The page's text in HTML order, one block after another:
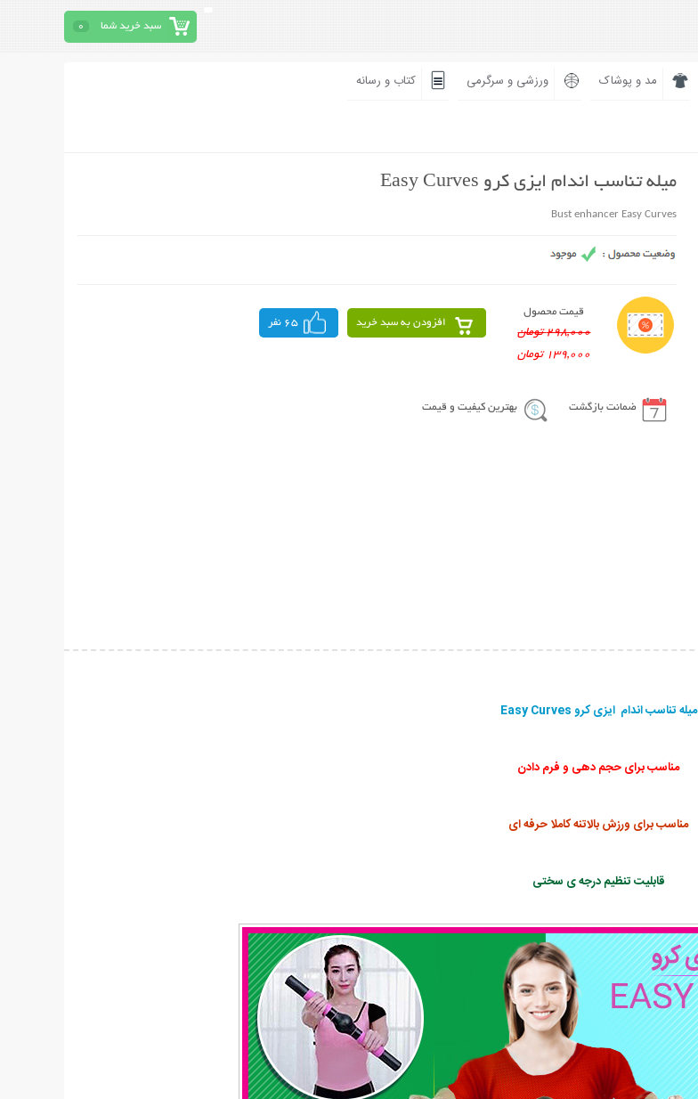
سبد خرید شما 0
مد و پوشاک ورزشی و سرگرمی کتاب و رسانه
میله تناسب اندام ایزی کرو Easy Curves
Bust enhancer Easy Curves
قیمت محصول
298,000 تومان
139,000 تومان
افزودن به سبد خرید 65 نفر
ضمانت بازگشت بهترین کیفیت و قیمت
میله تناسب اندام ایزی کرو Easy Curves
مناسب برای حجم دهی و فرم دادن
مناسب برای ورزش بالاتنه کاملا حرفه ای
قابلیت تنظیم درجه ی سختی